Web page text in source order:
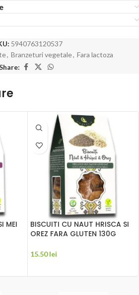
5940763120537
, Branzeturi vegetale, Fara lactoza
MEI
BISCUITI CU NAUT HRISCA SI
OREZ FARA GLUTEN 130G
15.50lei